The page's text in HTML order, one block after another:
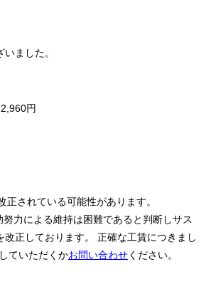
ました。
円
されている可能性があります。
力による維持は困難であると判断しサス
改正しております。 正確な工賃につきまし
ていただくかお問い合わせください。